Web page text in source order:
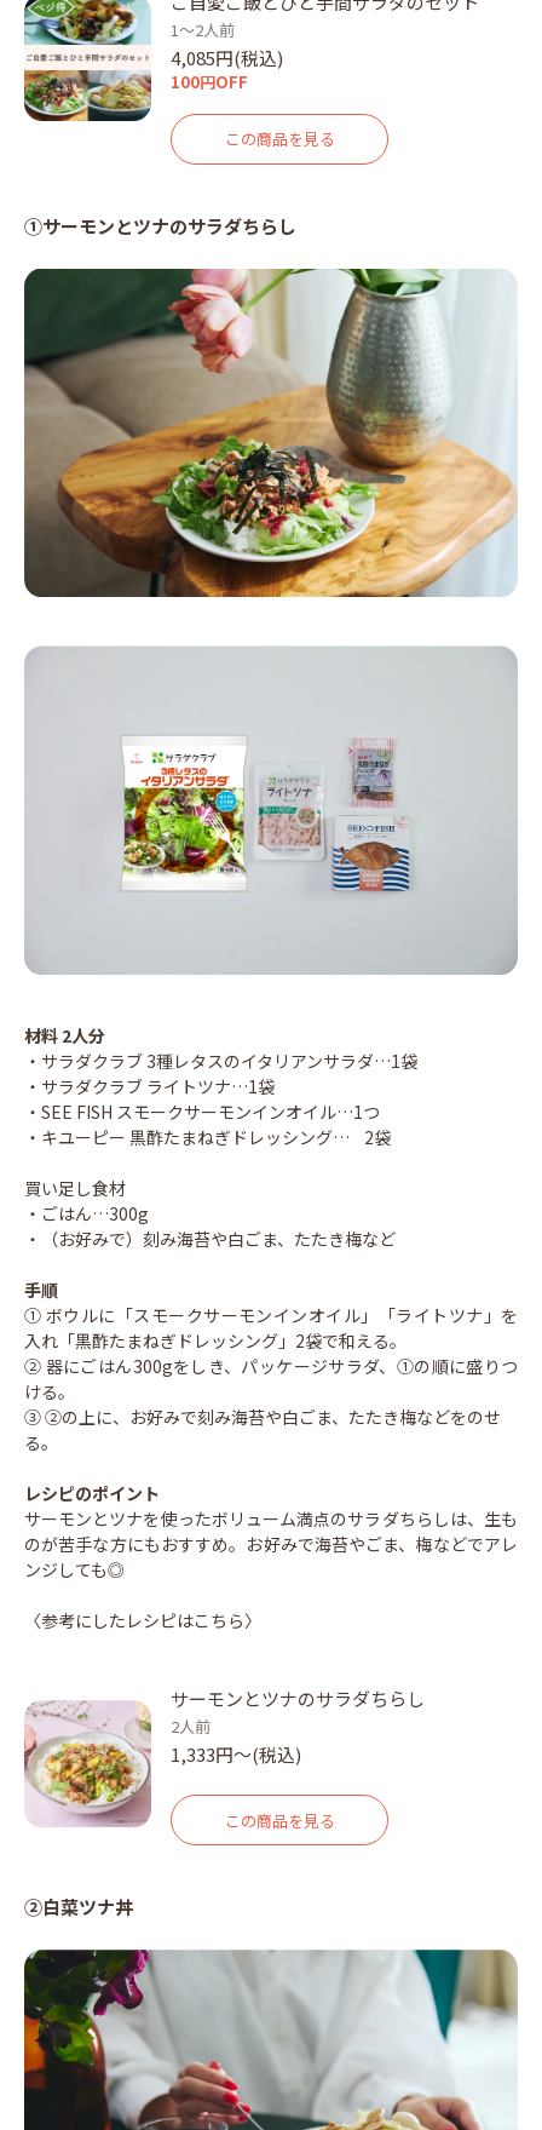
1～2人前
4,085円(税込)
100円OFF
この商品を見る
①サーモンとツナのサラダちらし
材料 2人分
・サラダクラブ 3種レタスのイタリアンサラダ…1袋
・サラダクラブ ライトツナ…1袋
・SEE FISH スモークサーモンインオイル…1つ
・キユーピー 黒酢たまねぎドレッシング… 2袋
買い足し食材
・ごはん…300g
・（お好みで）刻み海苔や白ごま、たたき梅など
手順
① ボウルに「スモークサーモンインオイル」「ライトツナ」を
入れ「黒酢たまねぎドレッシング」2袋で和える。
② 器にごはん300gをしき、パッケージサラダ、①の順に盛りつ
ける。
③ ②の上に、お好みで刻み海苔や白ごま、たたき梅などをのせ
る。
レシピのポイント
サーモンとツナを使ったボリューム満点のサラダちらしは、生も
のが苦手な方にもおすすめ。お好みで海苔やごま、梅などでアレ
ンジしても◎
〈参考にしたレシピはこちら〉
サーモンとツナのサラダちらし
2人前
1,333円〜(税込)
この商品を見る
②白菜ツナ丼